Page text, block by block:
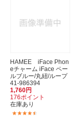
HAMEE iFace Phon
eチャーム iFace ペー
ルブルー/丸紐/ループ
41-986394
1,760円
176ポイント
在庫あり